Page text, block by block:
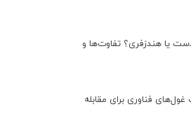
یا هندزفری؟ تفاوت‌ها و
غول‌های فناوری برای مقابله